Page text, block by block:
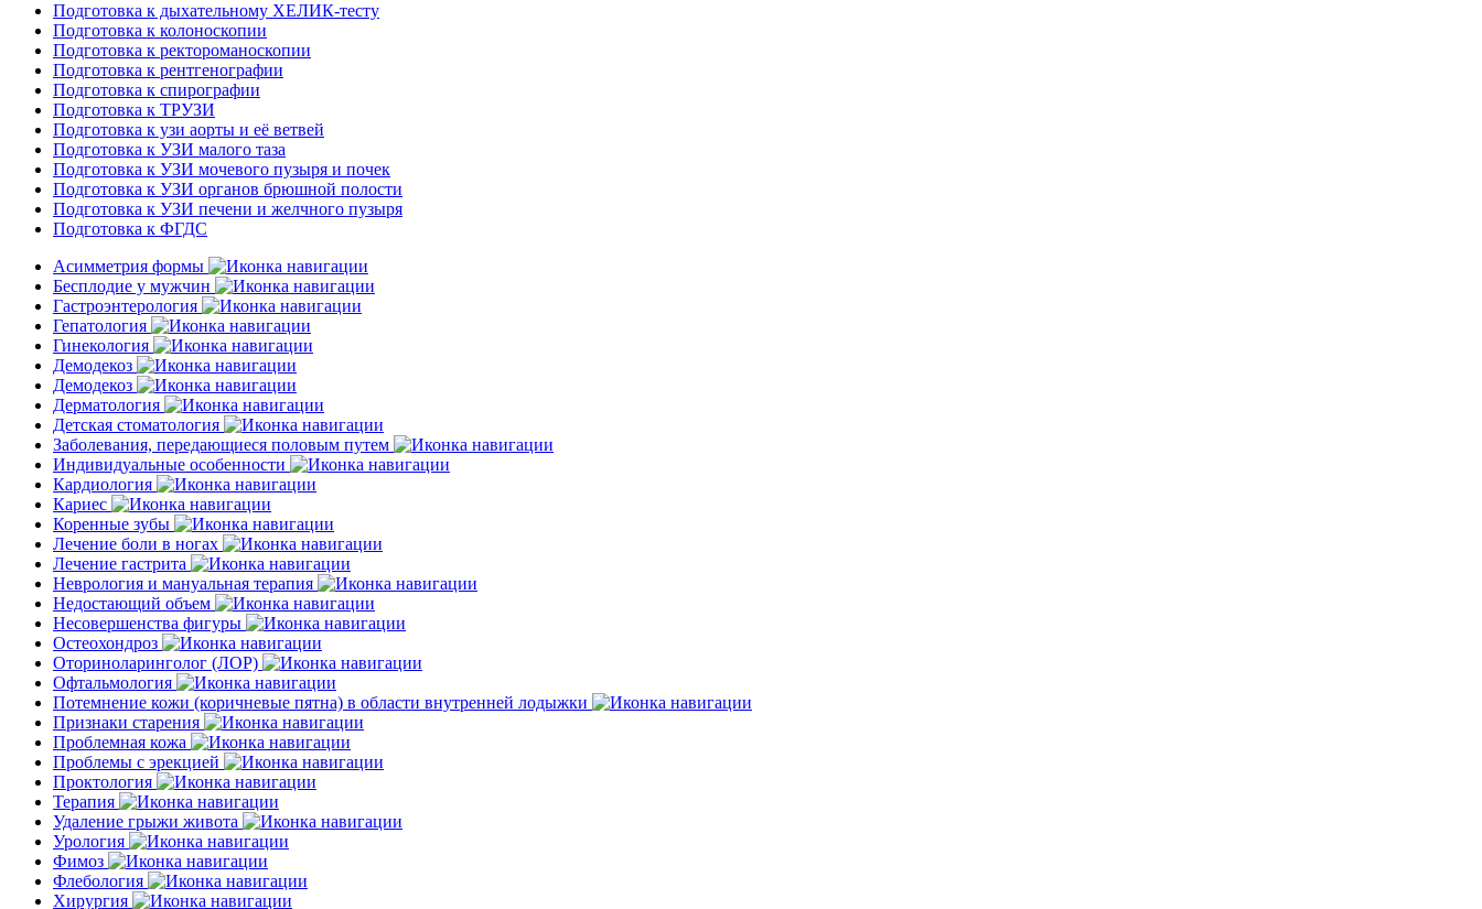
Подготовка к дыхательному ХЕЛИК-тесту
Подготовка к колоноскопии
Подготовка к ректороманоскопии
Подготовка к рентгенографии
Подготовка к спирографии
Подготовка к ТРУЗИ
Подготовка к узи аорты и её ветвей
Подготовка к УЗИ малого таза
Подготовка к УЗИ мочевого пузыря и почек
Подготовка к УЗИ органов брюшной полости
Подготовка к УЗИ печени и желчного пузыря
Подготовка к ФГДС
Асимметрия формы
Бесплодие у мужчин
Гастроэнтерология
Гепатология
Гинекология
Демодекоз
Демодекоз
Дерматология
Детская стоматология
Заболевания, передающиеся половым путем
Индивидуальные особенности
Кардиология
Кариес
Коренные зубы
Лечение боли в ногах
Лечение гастрита
Неврология и мануальная терапия
Недостающий объем
Несовершенства фигуры
Остеохондроз
Оториноларинголог (ЛОР)
Офтальмология
Потемнение кожи (коричневые пятна) в области внутренней лодыжки
Признаки старения
Проблемная кожа
Проблемы с эрекцией
Проктология
Терапия
Удаление грыжи живота
Урология
Фимоз
Флебология
Хирургия